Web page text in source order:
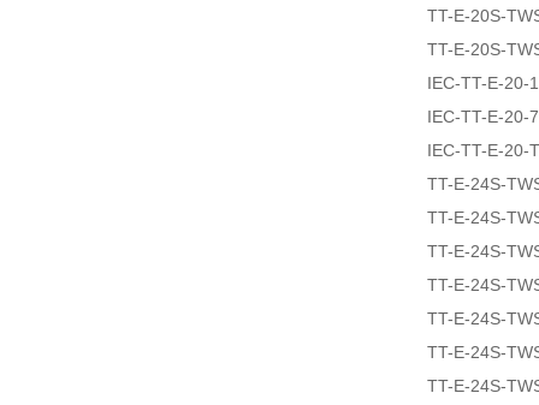
TT-E-20S-
TT-E-20S-
IEC-TT-E-20-
IEC-TT-E-20-
IEC-TT-E-20-
TT-E-24S-
TT-E-24S-
TT-E-24S-
TT-E-24S-
TT-E-24S-
TT-E-24S-
TT-E-24S-